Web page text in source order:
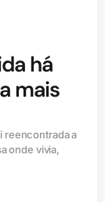
há
mais
reencontrada a
onde vivia,